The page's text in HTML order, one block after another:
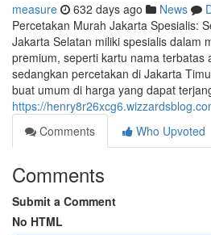
measure 632 days ago News
Percetakan Murah Jakarta Spesialis:
Jakarta Selatan miliki spesialis dalam
premium, seperti kartu nama terbatas
sedangkan percetakan di Jakarta
buat umum di harga yang dapat
https://
Comments
Who Upvoted
Comments
Submit a Comment
No HTML